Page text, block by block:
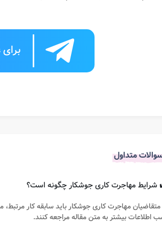
متداول
مهاجرت کاری جوشکار باید سابقه کار
اطلاعات بیشتر به متن مقاله مراجعه کنند.